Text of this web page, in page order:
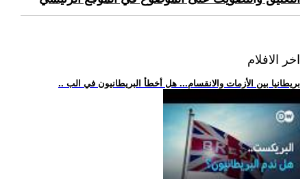
اخر الافلام
.. بريطانيا بين الأزمات والانقسام... هل أخطأ البريطانيون في الب